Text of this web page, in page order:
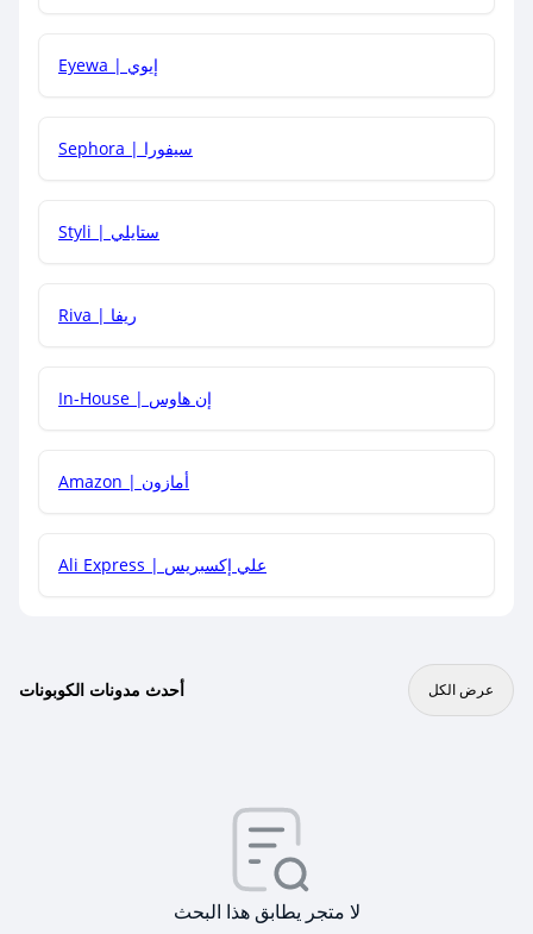
هل يمكنني جمع كود خصم مع العروض الأخرى؟
Eyewa | إيوي
Sephora | سيفورا
Styli | ستايلي
Riva | ريفا
In-House | إن هاوس
Amazon | أمازون
Ali Express | علي إكسبريس
أحدث مدونات الكوبونات عرض الكل
لا متجر يطابق هذا البحث